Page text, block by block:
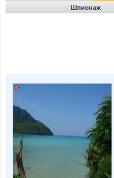
Шпионаж